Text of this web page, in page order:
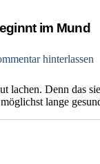
im Mund
hinterlassen
lachen. Denn das
lange